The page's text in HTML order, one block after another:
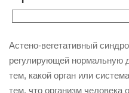
Астено-вегетативный
регулирующей нормальную
тем, какой орган или
тем, что организм человека